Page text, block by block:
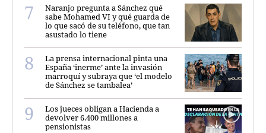
Naranjo pregunta a Sánchez qué
sabe Mohamed VI y qué guarda de
lo que sacó de su teléfono, que tan
asustado lo tiene
La prensa internacional pinta una
España ‘inerme’ ante la invasión
marroquí y subraya que ‘el modelo
de Sánchez se tambalea’
Los jueces obligan a Hacienda a
devolver 6.400 millones a
pensionistas